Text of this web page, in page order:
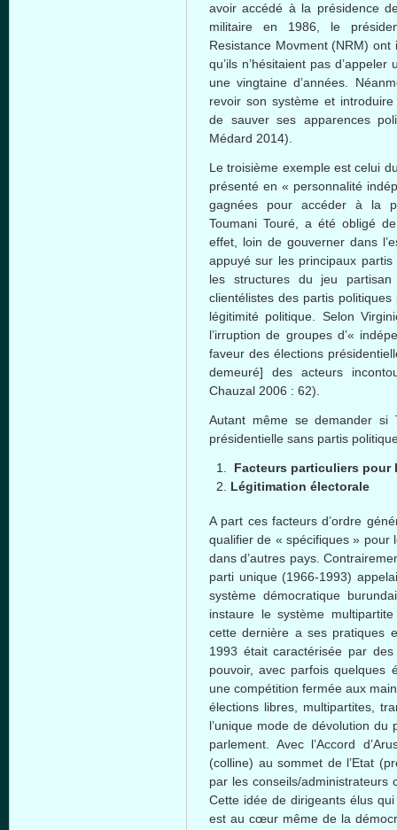
avoir accédé à la présidence
militaire en 1986, le
Resistance Movment (NRM)
qu’ils n’hésitaient pas
une vingtaine d’années.
revoir son système et
de sauver ses apparences
Médard 2014).
Le troisième exemple est celui
présenté en « personnalité
gagnées pour accéder à la
Toumani Touré, a été obligé
effet, loin de gouverner dans
appuyé sur les principaux
les structures du jeu
clientélistes des partis
légitimité politique. Selon
l’irruption de groupes d’«
faveur des élections
demeuré] des acteurs
Chauzal 2006 : 62).
Autant même se demander si
présidentielle sans partis
Facteurs particuliers
Légitimation électorale
A part ces facteurs d’ordre
qualifier de « spécifiques » pour
dans d’autres pays.
parti unique (1966-1993)
système démocratique
instaure le système
cette dernière a ses pratiques
1993 était caractérisée par des
pouvoir, avec parfois quelques
une compétition fermée aux
élections libres, multipartites,
l’unique mode de dévolution
parlement. Avec l’Accord
(colline) au sommet de l’Etat
par les conseils/administrateurs
Cette idée de dirigeants élus
est au cœur même de la